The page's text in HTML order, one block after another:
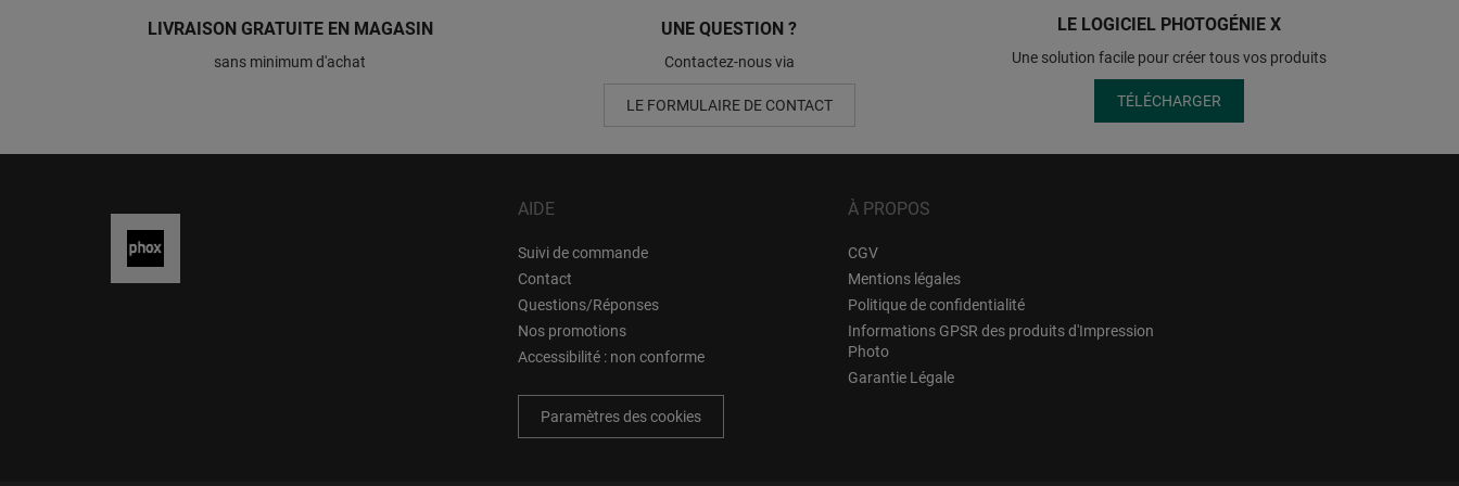
LIVRAISON GRATUITE EN MAGASIN
sans minimum d'achat
UNE QUESTION ?
Contactez-nous via
LE FORMULAIRE DE CONTACT
LE LOGICIEL PHOTOGÉNIE X
Une solution facile pour créer tous vos produits
TÉLÉCHARGER
AIDE
Suivi de commande
Contact
Questions/Réponses
Nos promotions
Accessibilité : non conforme
Paramètres des cookies
À PROPOS
CGV
Mentions légales
Politique de confidentialité
Informations GPSR des produits d'Impression
Photo
Garantie Légale